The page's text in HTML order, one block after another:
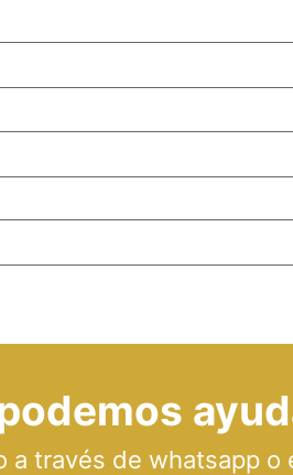
a través de whatsapp o